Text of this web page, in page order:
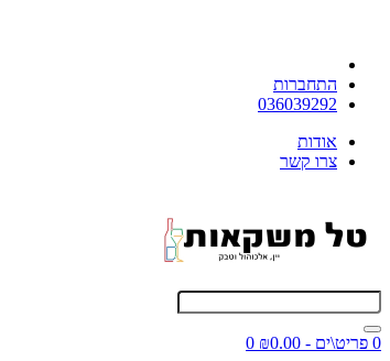
התחברות
036039292
אודות
צרו קשר
0 פריט\ים - ₪0.00
0